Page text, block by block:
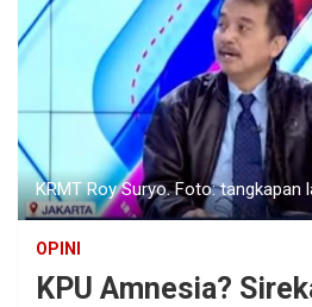
KRMT Roy Suryo. Foto: tangkapan
OPINI
KPU Amnesia?